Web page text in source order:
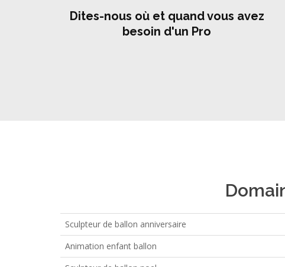
Dites-nous où et quand vous avez
besoin d'un Pro
Sculpteur de ballon anniversaire
Animation enfant ballon